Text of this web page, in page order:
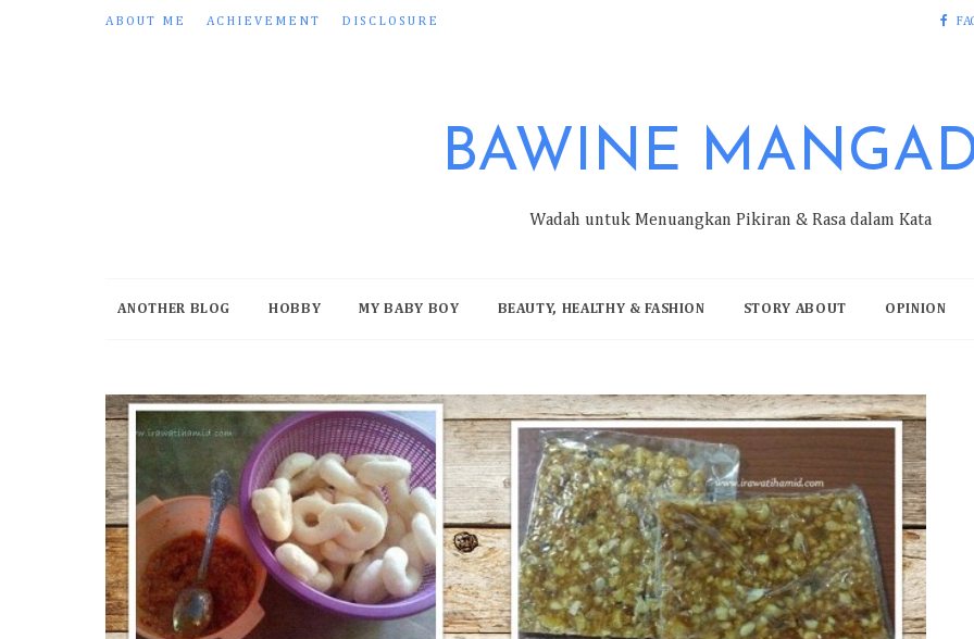
ABOUT ME ACHIEVEMENT DISCLOSURE
BAWINE
Wadah untuk Menuangkan Pikiran & Rasa dalam Kata
ANOTHER BLOG HOBBY MY BABY BOY BEAUTY, HEALTHY & FASHION STORY ABOUT OPINION